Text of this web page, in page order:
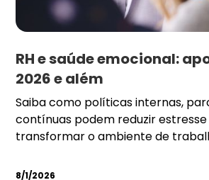
RH e saúde emocional:
2026 e além
Saiba como políticas internas,
contínuas podem reduzir
transformar o ambiente de
8/1/2026